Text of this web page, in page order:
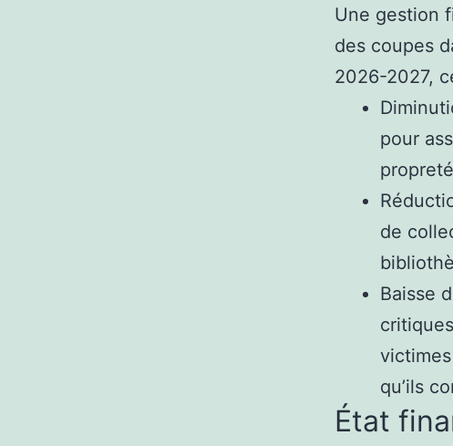
Une gestion
des coupes
2026-2027,
pour
de
Baisse
qu’ils
État